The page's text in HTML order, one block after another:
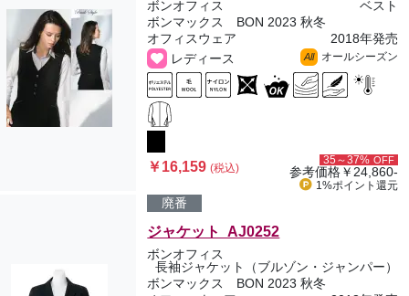
ボンオフィス
ベスト
ボンマックス BON 2023 秋冬
オフィスウェア
2018年発売
レディース
All オールシーズン
￥16,159(税込)
35～37% OFF
参考価格￥24,860-
1%ポイント 還元
廃番
ジャケット AJ0252
ボンオフィス
長袖ジャケット（ブルゾン・ジャンパー）
ボンマックス BON 2023 秋冬